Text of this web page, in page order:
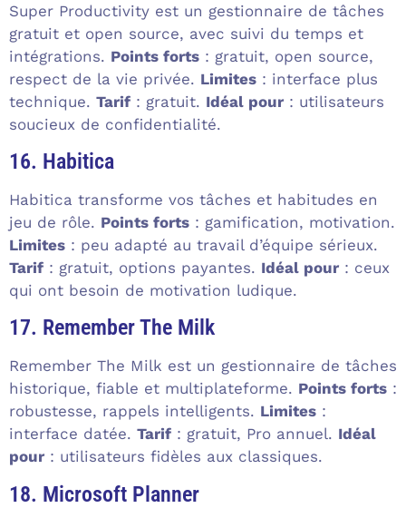
Super Productivity est un gestionnaire de tâches
gratuit et open source, avec suivi du temps et
intégrations. Points forts : gratuit, open source,
respect de la vie privée. Limites : interface plus
technique. Tarif : gratuit. Idéal pour : utilisateurs
soucieux de confidentialité.
16. Habitica
Habitica transforme vos tâches et habitudes en
jeu de rôle. Points forts : gamification, motivation.
Limites : peu adapté au travail d’équipe sérieux.
Tarif : gratuit, options payantes. Idéal pour : ceux
qui ont besoin de motivation ludique.
17. Remember The Milk
Remember The Milk est un gestionnaire de tâches
historique, fiable et multiplateforme. Points forts :
robustesse, rappels intelligents. Limites :
interface datée. Tarif : gratuit, Pro annuel. Idéal
pour : utilisateurs fidèles aux classiques.
18. Microsoft Planner